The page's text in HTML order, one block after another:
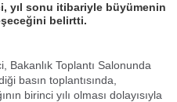
yıl sonu itibariyle büyümenin
belirtti.
Bakanlık Toplantı Salonunda
basın toplantısında,
birinci yılı olması dolayısıyla